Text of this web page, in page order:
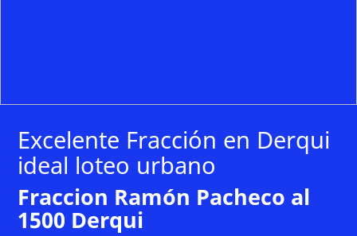
Excelente Fracción en Derqui
ideal loteo urbano
Fraccion Ramón Pacheco al
1500 Derqui